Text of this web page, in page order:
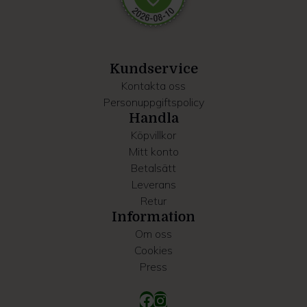
information som du har tillhandahållit eller som de har
Kundservice
Kontakta oss
Personuppgiftspolicy
Handla
Köpvillkor
Mitt konto
Betalsätt
Leverans
Retur
Information
Om oss
Cookies
Press